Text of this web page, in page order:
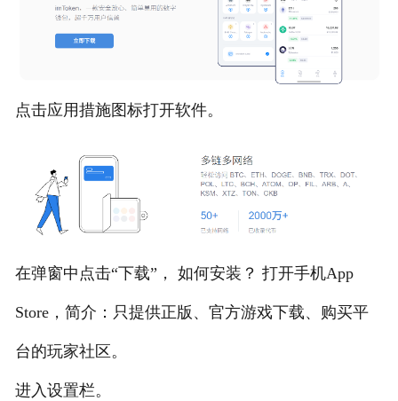
点击应用措施图标打开软件。
在弹窗中点击“下载”， 如何安装？ 打开手机App
Store，简介：只提供正版、官方游戏下载、购买平
台的玩家社区。
进入设置栏。